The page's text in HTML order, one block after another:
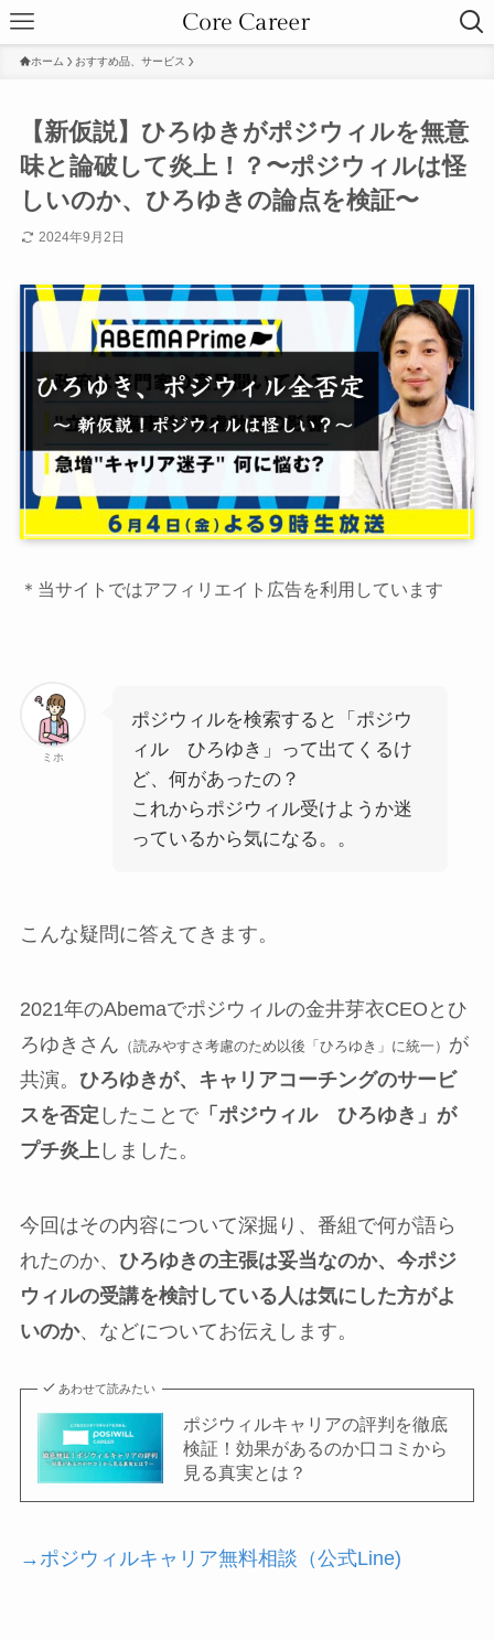
ホーム おすすめ品、サービス
【新仮説】ひろゆきがポジウィルを無意
味と論破して炎上！？〜ポジウィルは怪
しいのか、ひろゆきの論点を検証〜
2024年9月2日
＊当サイトではアフィリエイト広告を利用しています
ミホ
ポジウィルを検索すると「ポジウ
ィル ひろゆき」って出てくるけ
ど、何があったの？
これからポジウィル受けようか迷
っているから気になる。。
こんな疑問に答えてきます。
2021年のAbemaでポジウィルの金井芽衣CEOとひ
ろゆきさん （読みやすさ考慮のため以後「ひろゆき」に統一） が
共演。 ひろゆきが、キャリアコーチングのサービ
スを否定 したことで「ポジウィル ひろゆき」が
プチ炎上 しました。
今回はその内容について深掘り、番組で何が語ら
れたのか、 ひろゆきの主張は妥当なのか、今ポジ
ウィルの受講を検討している人は気にした方がよ
いのか、などについてお伝えします。
あわせて読みたい
ポジウィルキャリアの評判を徹底
検証！効果があるのか口コミから
見る真実とは？
→ポジウィルキャリア無料相談（公式Line)